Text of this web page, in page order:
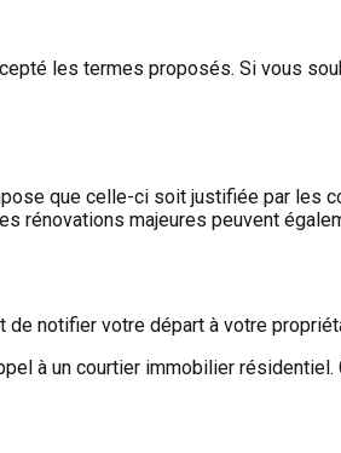
les termes proposés. Si vous
que celle-ci soit justifiée par les
rénovations majeures peuvent
notifier votre départ à votre
à un courtier immobilier résidentiel.